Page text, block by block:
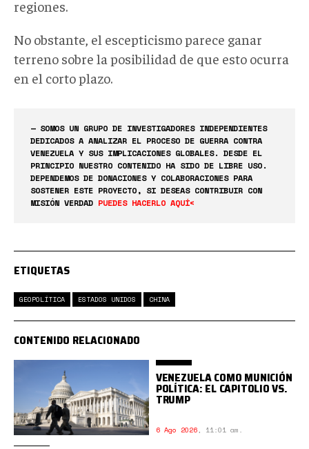
regiones.
No obstante, el escepticismo parece ganar
terreno sobre la posibilidad de que esto ocurra
en el corto plazo.
— SOMOS UN GRUPO DE INVESTIGADORES INDEPENDIENTES
DEDICADOS A ANALIZAR EL PROCESO DE GUERRA CONTRA
VENEZUELA Y SUS IMPLICACIONES GLOBALES. DESDE EL
PRINCIPIO NUESTRO CONTENIDO HA SIDO DE LIBRE USO.
DEPENDEMOS DE DONACIONES Y COLABORACIONES PARA
SOSTENER ESTE PROYECTO, SI DESEAS CONTRIBUIR CON
MISIÓN VERDAD PUEDES HACERLO AQUÍ<
ETIQUETAS
GEOPOLÍTICA ESTADOS UNIDOS CHINA
CONTENIDO RELACIONADO
VENEZUELA COMO MUNICIÓN
POLÍTICA: EL CAPITOLIO VS.
TRUMP
6 Ago 2026, 11:01 am.